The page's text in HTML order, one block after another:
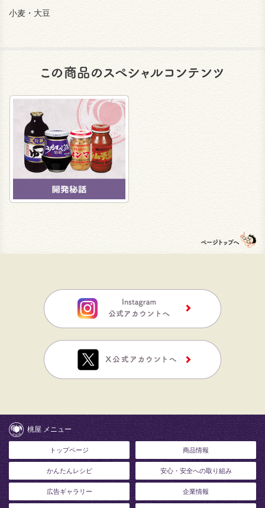
小麦・大豆
桃屋 メニュー
トップページ 商品情報
かんたんレシピ 安心・安全への取り組み
広告ギャラリー 企業情報